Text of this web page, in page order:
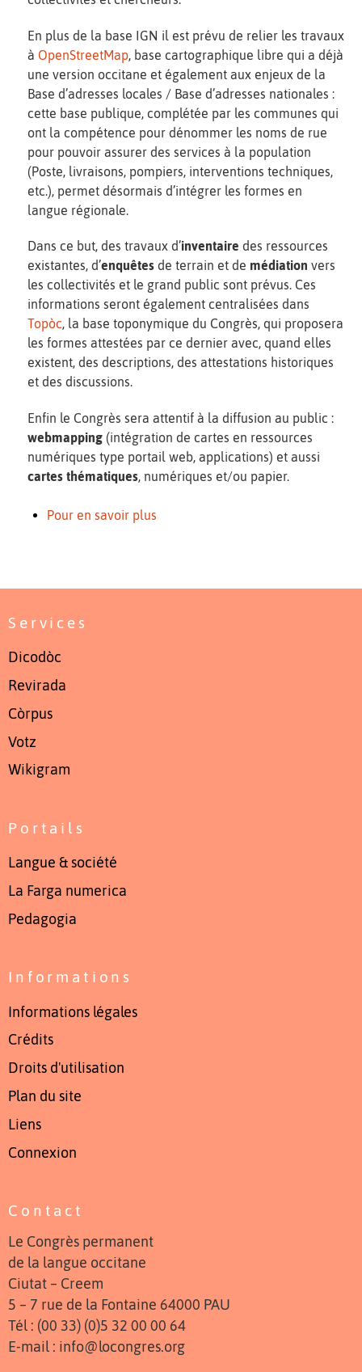
En plus de la base IGN il est prévu de relier les travaux
à OpenStreetMap, base cartographique libre qui a déjà
une version occitane et également aux enjeux de la
Base d’adresses locales / Base d’adresses nationales :
cette base publique, complétée par les communes qui
ont la compétence pour dénommer les noms de rue
pour pouvoir assurer des services à la population
(Poste, livraisons, pompiers, interventions techniques,
etc.), permet désormais d’intégrer les formes en
langue régionale.
Dans ce but, des travaux d’inventaire des ressources
existantes, d’enquêtes de terrain et de médiation vers
les collectivités et le grand public sont prévus. Ces
informations seront également centralisées dans
Topòc, la base toponymique du Congrès, qui proposera
les formes attestées par ce dernier avec, quand elles
existent, des descriptions, des attestations historiques
et des discussions.
Enfin le Congrès sera attentif à la diffusion au public :
webmapping (intégration de cartes en ressources
numériques type portail web, applications) et aussi
cartes thématiques, numériques et/ou papier.
Pour en savoir plus
Services
Dicodòc
Revirada
Còrpus
Votz
Wikigram
Portails
Langue & société
La Farga numerica
Pedagogia
Informations
Informations légales
Crédits
Droits d'utilisation
Plan du site
Liens
Connexion
Contact
Le Congrès permanent
de la langue occitane
Ciutat – Creem
5 – 7 rue de la Fontaine 64000 PAU
Tél : (00 33) (0)5 32 00 00 64
E-mail : info@locongres.org